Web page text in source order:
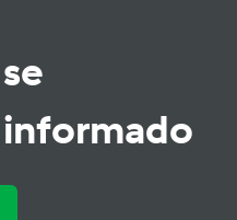
se
informado